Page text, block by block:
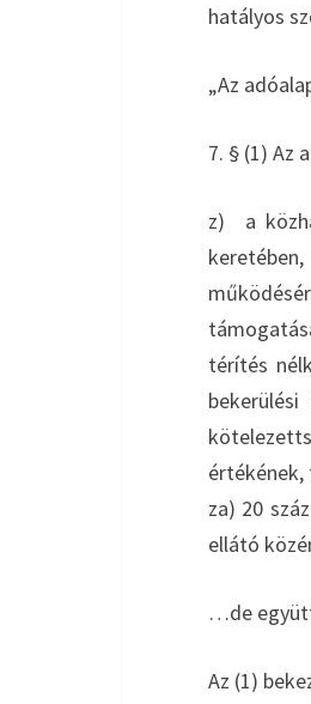
hatályos
„Az
7. § (1) Az
z) a
térítés
za) 20
ellátó
…de
Az (1)